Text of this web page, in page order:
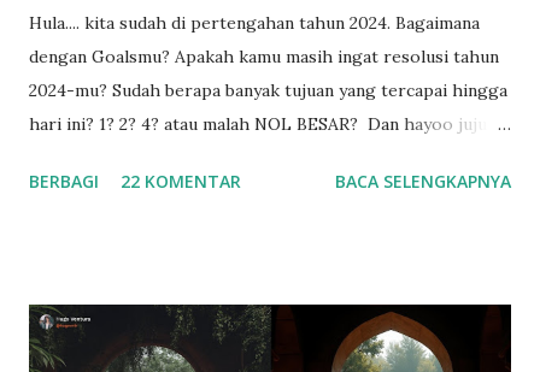
Hula.... kita sudah di pertengahan tahun 2024. Bagaimana
dengan Goalsmu? Apakah kamu masih ingat resolusi tahun
2024-mu? Sudah berapa banyak tujuan yang tercapai hingga
hari ini? 1? 2? 4? atau malah NOL BESAR? Dan hayoo jujur,
2024 yang udah kamu susun di awal tahun kemarin?
kamu gagal mencapai tujuanmu, kamu tidak sendirian, ada
92% lainnya bersamamu. Jangan sedih. LOL. JADI INI
BERBAGI 22 KOMENTAR BACA SELENGKAPNYA